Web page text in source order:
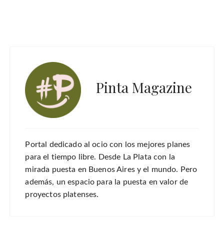
Pinta Magazine
Portal dedicado al ocio con los mejores planes
para el tiempo libre. Desde La Plata con la
mirada puesta en Buenos Aires y el mundo. Pero
además, un espacio para la puesta en valor de
proyectos platenses.